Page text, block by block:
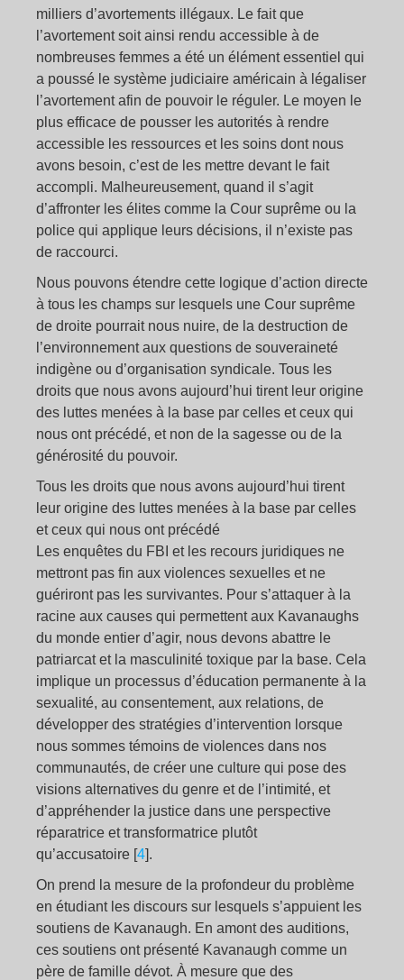
milliers d’avortements illégaux. Le fait que
l’avortement soit ainsi rendu accessible à de
nombreuses femmes a été un élément essentiel qui
a poussé le système judiciaire américain à légaliser
l’avortement afin de pouvoir le réguler. Le moyen le
plus efficace de pousser les autorités à rendre
accessible les ressources et les soins dont nous
avons besoin, c’est de les mettre devant le fait
accompli. Malheureusement, quand il s’agit
d’affronter les élites comme la Cour suprême ou la
police qui applique leurs décisions, il n’existe pas
de raccourci.
Nous pouvons étendre cette logique d’action directe
à tous les champs sur lesquels une Cour suprême
de droite pourrait nous nuire, de la destruction de
l’environnement aux questions de souveraineté
indigène ou d’organisation syndicale. Tous les
droits que nous avons aujourd’hui tirent leur origine
des luttes menées à la base par celles et ceux qui
nous ont précédé, et non de la sagesse ou de la
générosité du pouvoir.
Tous les droits que nous avons aujourd’hui tirent
leur origine des luttes menées à la base par celles
et ceux qui nous ont précédé
Les enquêtes du FBI et les recours juridiques ne
mettront pas fin aux violences sexuelles et ne
guériront pas les survivantes. Pour s’attaquer à la
racine aux causes qui permettent aux Kavanaughs
du monde entier d’agir, nous devons abattre le
patriarcat et la masculinité toxique par la base. Cela
implique un processus d’éducation permanente à la
sexualité, au consentement, aux relations, de
développer des stratégies d’intervention lorsque
nous sommes témoins de violences dans nos
communautés, de créer une culture qui pose des
visions alternatives du genre et de l’intimité, et
d’appréhender la justice dans une perspective
réparatrice et transformatrice plutôt
qu’accusatoire [4].
On prend la mesure de la profondeur du problème
en étudiant les discours sur lesquels s’appuient les
soutiens de Kavanaugh. En amont des auditions,
ces soutiens ont présenté Kavanaugh comme un
père de famille dévot. À mesure que des